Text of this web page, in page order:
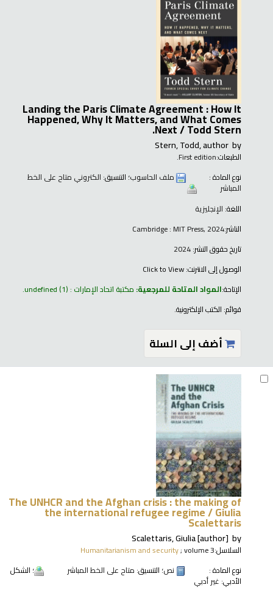
Landing the Paris Climate Agreement : How It
Happened, Why It Matters, and What Comes
Next /Todd Stern.
by
Stern, Todd, author
الطبعات:First edition.
نوع المادة :
ملف الحاسوب؛ التنسيق: الكتروني متاح على الخط
المباشر
اللغة: الإنجليزية
الناشر:Cambridge : MIT Press, 2024
تاريخ حقوق النشر:
الوصول إلى الانترنت:Click to View
الإتاحة:المواد المتاحة للمرجعية: مكتبة اتحاد الإمارات : undefined(1).
قوائم: الكتب الإلكترونية.
أضف إلى السلة
The UNHCR and the Afghan crisis : the making of
the international refugee regime /Giulia
Scalettaris
by
Scalettaris, Giulia[author]
السلاسل: Humanitarianism and security; volume 3
نوع المادة :
نص؛ التنسيق: متاح على الخط المباشر ؛ الشكل
الأدبي: غير أدبي